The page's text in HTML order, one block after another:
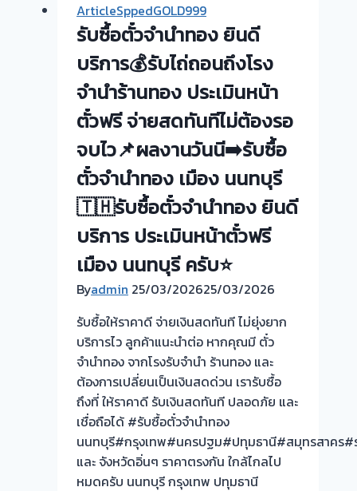
จำนำ
ทอง
บาง
ม่วง
ซอย
กัน
นนทบุรี
🇹🇭
รับ
ซื้อ
ตั๋ว
ทอง
ยินดี
บริการ
ประเมิน
หน้า
ตั๋ว
ฟรี
บาง
ม่วง
ซอย
กัน
ทอง
ไทรน้อย
–
ผล
งาน
วัน
ลูกค้า
ไว้
วางใจ
ขาย
จริง
รับ
จริง!
ArticleSppedGOLD999
รับซื้อตั๋วจำนำทอง ยินดี
บริการ💰รับไถ่ถอนถึงโรง
จำนำร้านทอง ประเมินหน้า
ตั๋วฟรี จ่ายสดทันทีไม่ต้องรอ
จบไว📌ผลงานวันนี➡️รับซื้อ
ตั๋วจำนำทอง เมือง นนทบุรี
🇹🇭รับซื้อตั๋วจำนำทอง ยินดี
บริการ ประเมินหน้าตั๋วฟรี
เมือง นนทบุรี ครับ⭐
Byadmin 25/03/202625/03/2026
รับซื้อให้ราคาดี จ่ายเงินสดทันที ไม่ยุ่งยาก
บริการไว ลูกค้าแนะนำต่อ หากคุณมี ตั๋ว
จำนำทอง จากโรงรับจำนำ ร้านทอง และ
ต้องการเปลี่ยนเป็นเงินสดด่วน เรารับซื้อ
ถึงที่ ให้ราคาดี รับเงินสดทันที ปลอดภัย และ
เชื่อถือได้ #รับซื้อตั๋วจำนำทอง
นนทบุรี#กรุงเทพ#นครปฐม#ปทุมธานี#สมุทรสาคร#
และ จังหวัดอิ่นๆ ราคาตรงกัน ใกล้ไกลไป
หมดครับ นนทบุรี กรุงเทพ ปทุมธานี